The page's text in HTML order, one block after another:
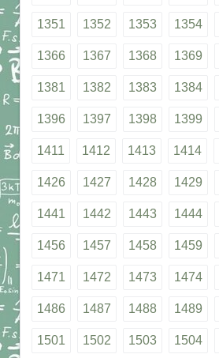
1351 1352 1353 1354
1366 1367 1368 1369
1381 1382 1383 1384
1396 1397 1398 1399
1411 1412 1413 1414
1426 1427 1428 1429
1441 1442 1443 1444
1456 1457 1458 1459
1471 1472 1473 1474
1486 1487 1488 1489
1501 1502 1503 1504